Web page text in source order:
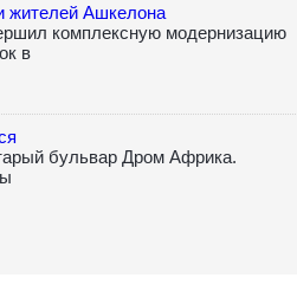
жителей Ашкелона
комплексную модернизацию
в
бульвар Дром Африка.